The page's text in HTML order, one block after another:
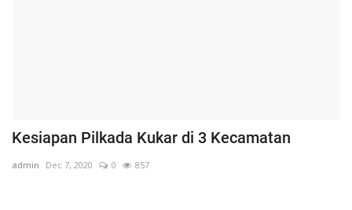
Kesiapan Pilkada Kukar di 3 Kecamatan
admin Dec 7, 2020 0 857